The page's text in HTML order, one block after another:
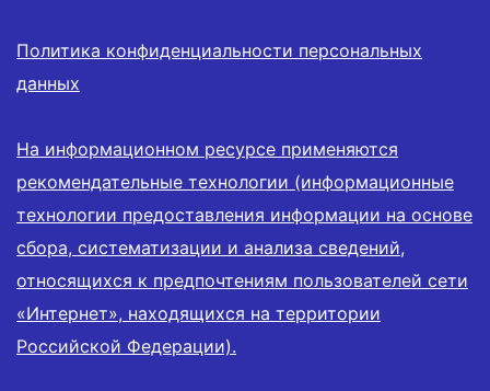
Политика конфиденциальности персональных
данных
На информационном ресурсе применяются
рекомендательные технологии (информационные
технологии предоставления информации на основе
сбора, систематизации и анализа сведений,
относящихся к предпочтениям пользователей сети
«Интернет», находящихся на территории
Российской Федерации).